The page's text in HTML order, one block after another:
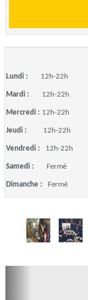
Lundi : 12h-22h
Mardi : 12h-22h
Mercredi : 12h-22h
Jeudi : 12h-22h
Vendredi : 12h-22h
Samedi : Fermé
Dimanche : Fermé